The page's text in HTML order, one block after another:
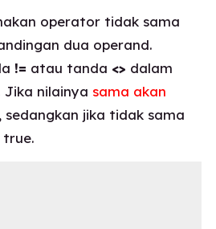
operator tidak sama
dua operand.
!= atau tanda <> dalam
Jika nilainya sama akan
, sedangkan jika tidak sama
true.